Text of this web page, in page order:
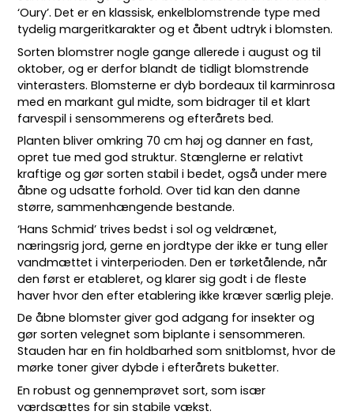
‘Oury’. Det er en klassisk, enkelblomstrende type med
tydelig margeritkarakter og et åbent udtryk i blomsten.
Sorten blomstrer nogle gange allerede i august og til
oktober, og er derfor blandt de tidligt blomstrende
vinterasters. Blomsterne er dyb bordeaux til karminrosa
med en markant gul midte, som bidrager til et klart
farvespil i sensommerens og efterårets bed.
Planten bliver omkring 70 cm høj og danner en fast,
opret tue med god struktur. Stænglerne er relativt
kraftige og gør sorten stabil i bedet, også under mere
åbne og udsatte forhold. Over tid kan den danne
større, sammenhængende bestande.
‘Hans Schmid’ trives bedst i sol og veldrænet,
næringsrig jord, gerne en jordtype der ikke er tung eller
vandmættet i vinterperioden. Den er tørketålende, når
den først er etableret, og klarer sig godt i de fleste
haver hvor den efter etablering ikke kræver særlig pleje.
De åbne blomster giver god adgang for insekter og
gør sorten velegnet som biplante i sensommeren.
Stauden har en fin holdbarhed som snitblomst, hvor de
mørke toner giver dybde i efterårets buketter.
En robust og gennemprøvet sort, som især
værdsættes for sin stabile vækst.